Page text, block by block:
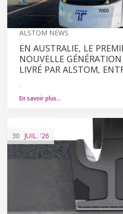
ALSTOM NEWS
EN AUSTRALIE, LE
NOUVELLE
LIVRÉ PAR ALSTOM,
.
En savoir plus…
30 JUIL. '26